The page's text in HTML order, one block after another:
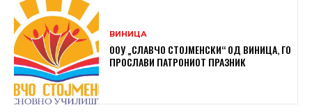
ВИНИЦА
ООУ „СЛАВЧО СТОЈМЕНСКИ“ ОД ВИНИЦА, ГО
ПРОСЛАВИ ПАТРОНИОТ ПРАЗНИК